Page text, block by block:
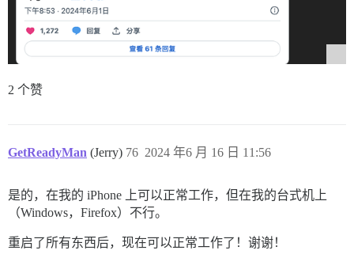
2 个赞
GetReadyMan (Jerry) 2024 年6 月 16 日 11:56
76
是的，在我的 iPhone 上可以正常工作，但在我的台式机上
（Windows，Firefox）不行。
重启了所有东西后，现在可以正常工作了！谢谢！